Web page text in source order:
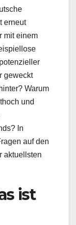
erneut
mit einem
geweckt
Warum
und
In
auf den
aktuellsten
ist